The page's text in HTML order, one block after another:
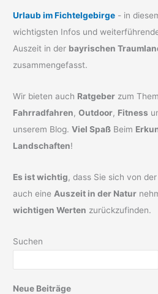
Urlaub im Fichtelgebirge - in
wichtigsten Infos und
Auszeit in der bayrischen
zusammengefasst.
Wir bieten auch Ratgeber zum
Fahrradfahren,Outdoor, Fitness
unserem Blog.Viel Spaß Beim
Landschaften!
Es ist wichtig, dass Sie sich von
auch eineAuszeit in der Natur
wichtigen Werten zurückzufinden.
Suchen
Neue Beiträge